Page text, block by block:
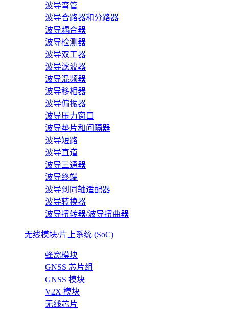
波导弯管
波导合路器和分路器
波导耦合器
波导检测器
波导双工器
波导滤波器
波导混频器
波导移相器
波导偏振器
波导压力窗口
波导垫片和间隔器
波导短路
波导直道
波导三通器
波导终端
波导到同轴适配器
波导转换器
波导扭转器/波导扭曲器
无线模块/片上系统 (SoC)
蜂窝模块
GNSS 芯片组
GNSS 模块
V2X 模块
无线芯片